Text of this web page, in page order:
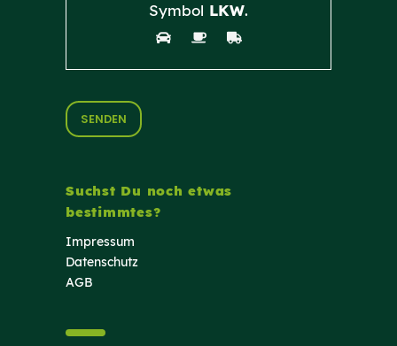
Symbol LKW.
Suchst Du noch etwas
bestimmtes?
Impressum
Datenschutz
AGB